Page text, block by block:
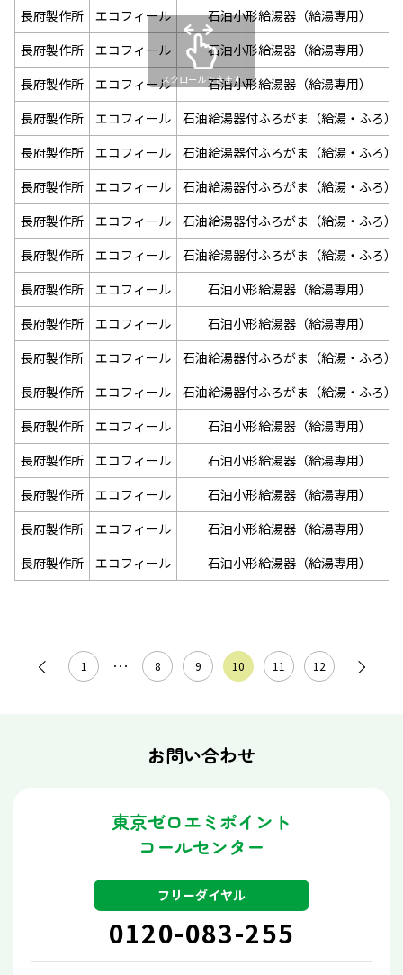
長府製作所
エコフィール
石油小形給湯器（給湯専用）
長府製作所
エコフィール
石油小形給湯器（給湯専用）
長府製作所
エコフィール
石油小形給湯器（給湯専用）
長府製作所
エコフィール
石油給湯器付ふろがま（給湯・ふろ）
長府製作所
エコフィール
石油給湯器付ふろがま（給湯・ふろ）
長府製作所
エコフィール
石油給湯器付ふろがま（給湯・ふろ）
長府製作所
エコフィール
石油給湯器付ふろがま（給湯・ふろ）
長府製作所
エコフィール
石油給湯器付ふろがま（給湯・ふろ）
長府製作所
エコフィール
石油小形給湯器（給湯専用）
長府製作所
エコフィール
石油小形給湯器（給湯専用）
長府製作所
エコフィール
石油給湯器付ふろがま（給湯・ふろ）
長府製作所
エコフィール
石油給湯器付ふろがま（給湯・ふろ）
長府製作所
エコフィール
石油小形給湯器（給湯専用）
長府製作所
エコフィール
石油小形給湯器（給湯専用）
長府製作所
エコフィール
石油小形給湯器（給湯専用）
長府製作所
エコフィール
石油小形給湯器（給湯専用）
長府製作所
エコフィール 石油小形給湯器（給湯専用）
スクロールできます
1 ･･･ 8 9 10 11 12
お問い合わせ
東京ゼロエミポイント
コールセンター
フリーダイヤル
0120-083-255